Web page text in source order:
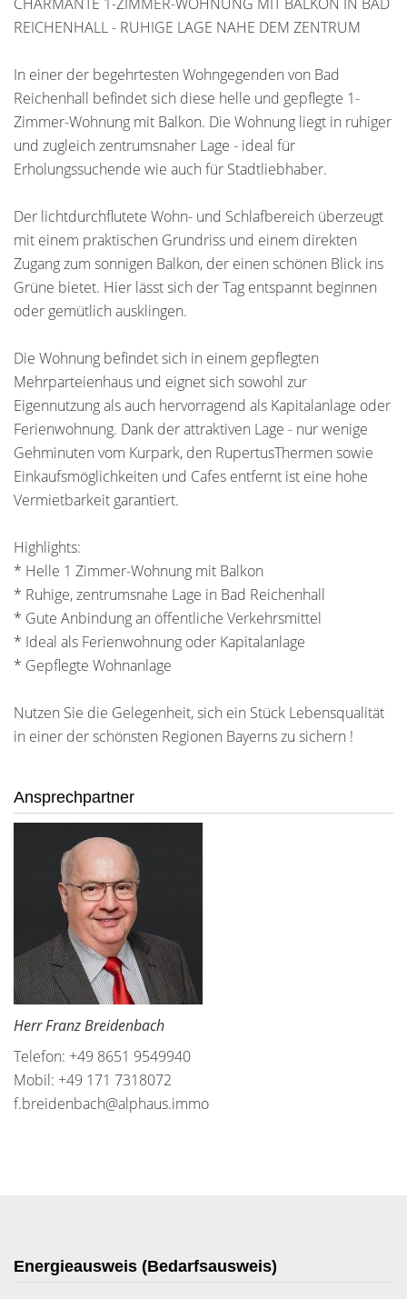
REICHENHALL - RUHIGE LAGE NAHE DEM ZENTRUM
In einer der begehrtesten Wohngegenden von Bad
Reichenhall befindet sich diese helle und gepflegte 1-
Zimmer-Wohnung mit Balkon. Die Wohnung liegt in ruhiger
und zugleich zentrumsnaher Lage - ideal für
Erholungssuchende wie auch für Stadtliebhaber.
Der lichtdurchflutete Wohn- und Schlafbereich überzeugt
mit einem praktischen Grundriss und einem direkten
Zugang zum sonnigen Balkon, der einen schönen Blick ins
Grüne bietet. Hier lässt sich der Tag entspannt beginnen
oder gemütlich ausklingen.
Die Wohnung befindet sich in einem gepflegten
Mehrparteienhaus und eignet sich sowohl zur
Eigennutzung als auch hervorragend als Kapitalanlage oder
Ferienwohnung. Dank der attraktiven Lage - nur wenige
Gehminuten vom Kurpark, den RupertusThermen sowie
Einkaufsmöglichkeiten und Cafes entfernt ist eine hohe
Vermietbarkeit garantiert.
Highlights:
* Helle 1 Zimmer-Wohnung mit Balkon
* Ruhige, zentrumsnahe Lage in Bad Reichenhall
* Gute Anbindung an öffentliche Verkehrsmittel
* Ideal als Ferienwohnung oder Kapitalanlage
* Gepflegte Wohnanlage
Nutzen Sie die Gelegenheit, sich ein Stück Lebensqualität
in einer der schönsten Regionen Bayerns zu sichern !
Ansprechpartner
Herr Franz Breidenbach
Telefon: +49 8651 9549940
Mobil: +49 171 7318072
f.breidenbach@alphaus.immo
Energieausweis (Bedarfsausweis)